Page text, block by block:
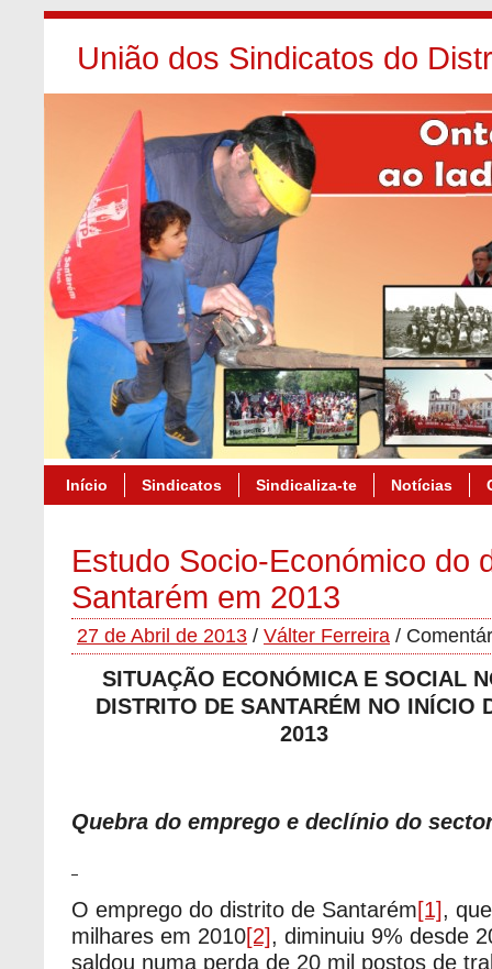
União dos Sindicatos do
Início Sindicatos Sindicaliza-te Notícias
Estudo Socio-Económico do
Santarém em 2013
27 de Abril de 2013 / Válter Ferreira /
SITUAÇÃO ECONÓMICA E SOCIAL
DISTRITO DE SANTARÉM NO INÍCIO
2013
Quebra do emprego e declínio do
O emprego do distrito de Santarém[1],
milhares em 2010[2], diminuiu 9% desde
saldou numa perda de 20 mil postos de